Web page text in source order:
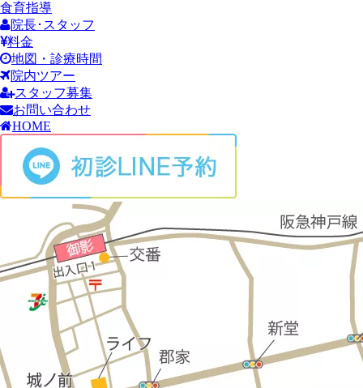
食育指導
院長･スタッフ
料金
地図・診療時間
院内ツアー
スタッフ募集
お問い合わせ
HOME